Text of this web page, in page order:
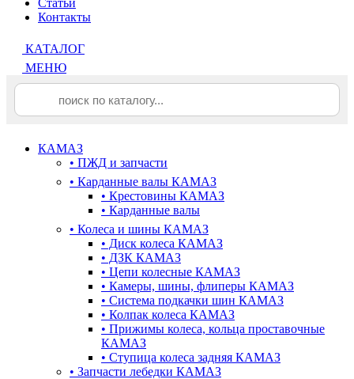
Статьи
Контакты
КАТАЛОГ
МЕНЮ
КАМАЗ
• ПЖД и запчасти
• Карданные валы КАМАЗ
• Крестовины КАМАЗ
• Карданные валы
• Колеса и шины КАМАЗ
• Диск колеса КАМАЗ
• ДЗК КАМАЗ
• Цепи колесные КАМАЗ
• Камеры, шины, флиперы КАМАЗ
• Система подкачки шин КАМАЗ
• Колпак колеса КАМАЗ
• Прижимы колеса, кольца проставочные
КАМАЗ
• Ступица колеса задняя КАМАЗ
• Запчасти лебедки КАМАЗ